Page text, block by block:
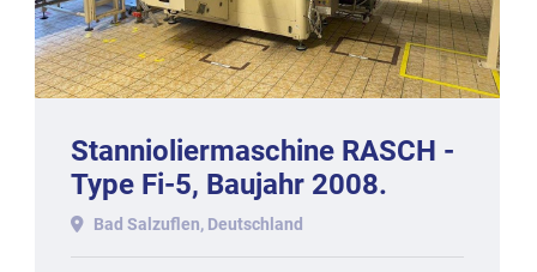
Stannioliermaschine RASCH -
Type Fi-5, Baujahr 2008.
Bad Salzuflen, Deutschland